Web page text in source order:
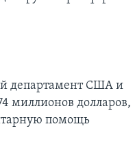
департамент США и
миллионов долларов,
помощь